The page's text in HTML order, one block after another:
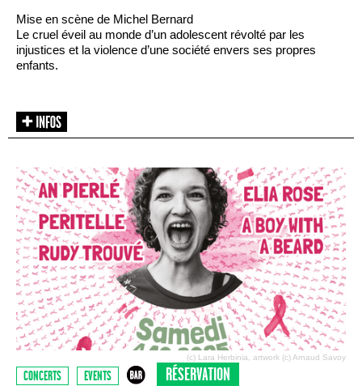
Mise en scène de Michel Bernard
Le cruel éveil au monde d’un adolescent révolté par les
injustices et la violence d’une société envers ses propres
enfants.
(c) Lara Herbinia, artwork (c) Arnaud Savoy
CONCERTS EVENTS RÉSERVATION